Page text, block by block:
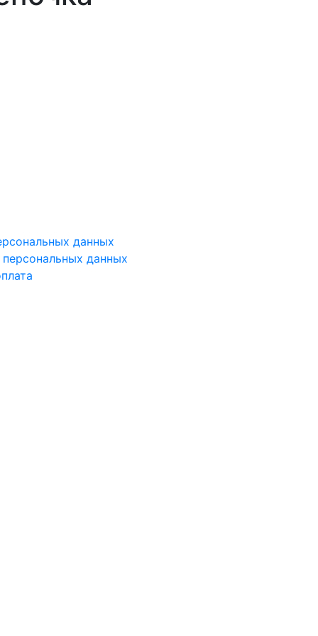
данных
данных